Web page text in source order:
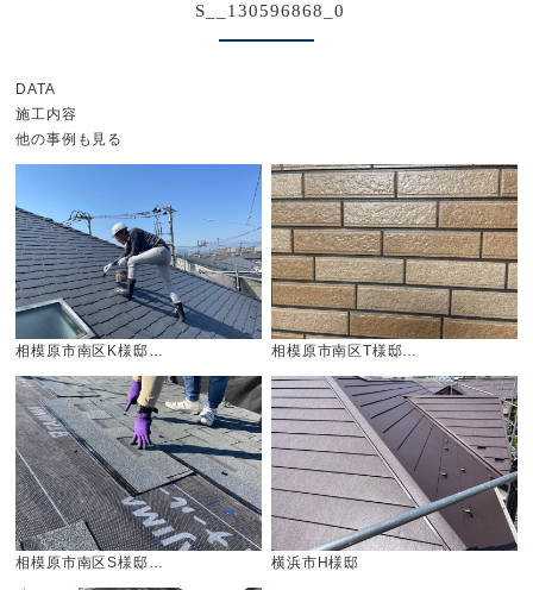
S__130596868_0
DATA
施工内容
他の事例も見る
相模原市南区K様邸… 相模原市南区T様邸…
相模原市南区S様邸… 横浜市H様邸